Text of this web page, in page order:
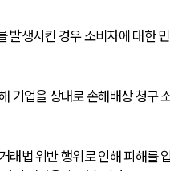
생시킨 경우 소비자에 대한
기업을 상대로 손해배상 청구
래법 위반 행위로 인해 피해를